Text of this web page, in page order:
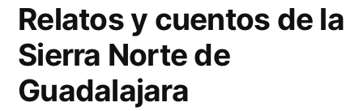
Relatos y cuentos de la
Sierra Norte de
Guadalajara